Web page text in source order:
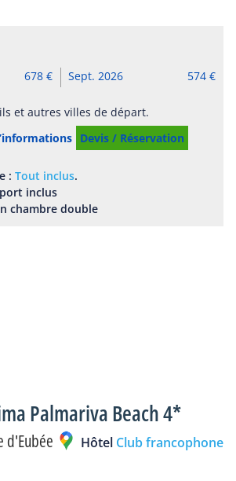
Devis / Réservation
678 Sept. 2026 574
et autres villes de départ.
:Tout inclus.
inclus
chambre double
Palmariva Beach 4*
d'Eubée Hôtel Club francophone